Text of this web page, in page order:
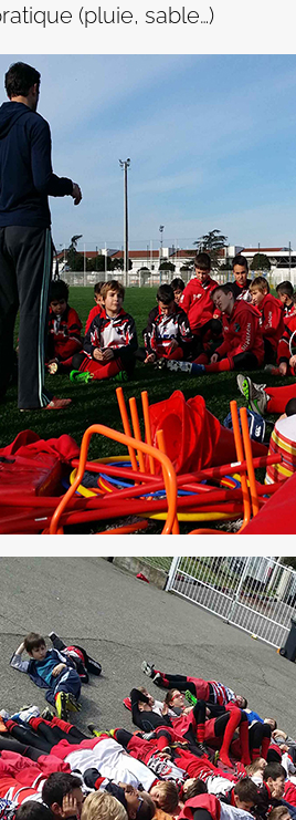
(pluie, sable…)